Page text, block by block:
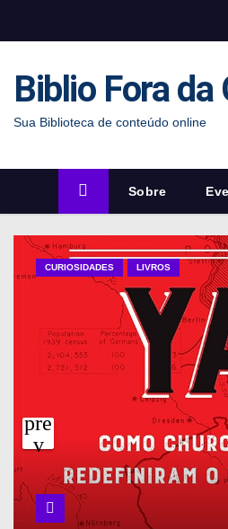
n
Biblio Fora da
Sua Biblioteca de conteúdo online
Sobre
CURIOSIDADES LIVROS